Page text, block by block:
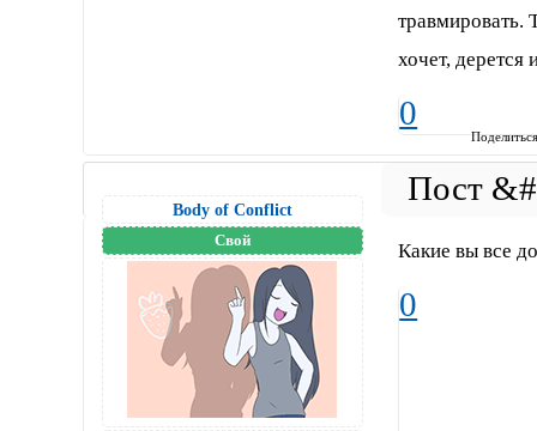
травмировать.
хочет,
0
Body of Conflict
Свой
Какие вы все
0